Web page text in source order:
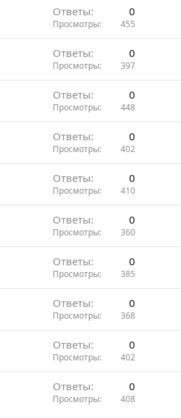
Ответы 0
Просмотры 455
Ответы 0
Просмотры 397
Ответы 0
Просмотры 448
Ответы 0
Просмотры 402
Ответы 0
Просмотры 410
Ответы 0
Просмотры 360
Ответы 0
Просмотры 385
Ответы 0
Просмотры 368
Ответы 0
Просмотры 402
Ответы 0
Просмотры 408